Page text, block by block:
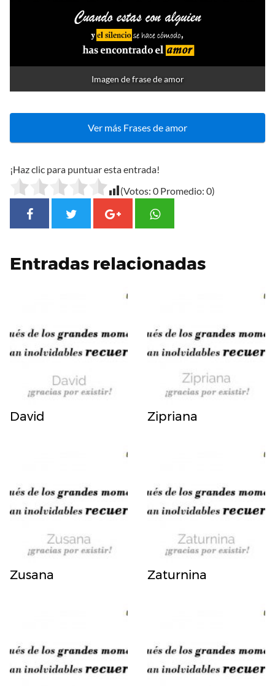
Imagen de frase de amor
Ver más Frases de amor
¡Haz clic para puntuar esta entrada!
(Votos: 0 Promedio: 0)
Entradas relacionadas
David Zipriana
Zusana Zaturnina